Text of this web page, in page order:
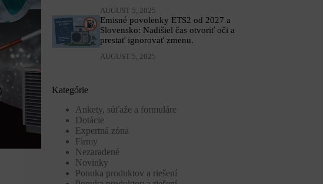
AUGUST 5, 2025
Emisné povolenky ETS2 od 2027 a
Slovensko: Nadišiel čas otvoriť oči a
prestať ignorovať zmenu.
AUGUST 5, 2025
Kategórie
Ankety, súťaže a formuláre
Dotácie
Expertná zóna
Firmy
Nezaradené
Novinky
Ponuka produktov a riešení